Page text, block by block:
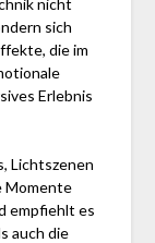
nicht
sich
die im
Erlebnis
Lichtszenen
Momente
empfiehlt es
auch die